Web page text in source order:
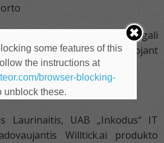
tai, kaip technologijos gali
klaidų riziką planuojant
Laurinaitis, UAB „Inkodus“ IT
Willtick.ai produkto
some features of this
the instructions at
browser-blocking-
unblock these.